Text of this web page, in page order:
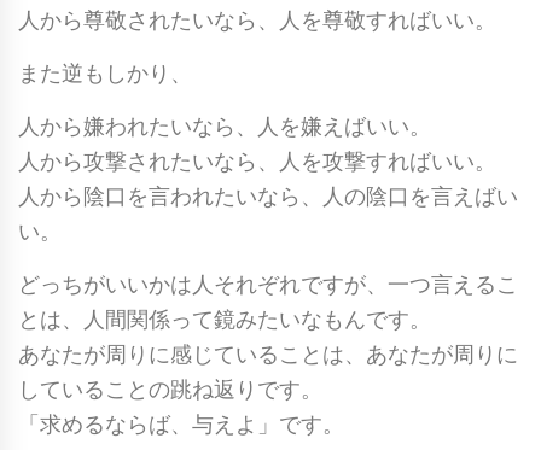
人から尊敬されたいなら、人を尊敬すればいい。
また逆もしかり、
人から嫌われたいなら、人を嫌えばいい。
人から攻撃されたいなら、人を攻撃すればいい。
人から陰口を言われたいなら、人の陰口を言えばい
い。
どっちがいいかは人それぞれですが、一つ言えるこ
とは、人間関係って鏡みたいなもんです。
あなたが周りに感じていることは、あなたが周りに
していることの跳ね返りです。
「求めるならば、与えよ」です。